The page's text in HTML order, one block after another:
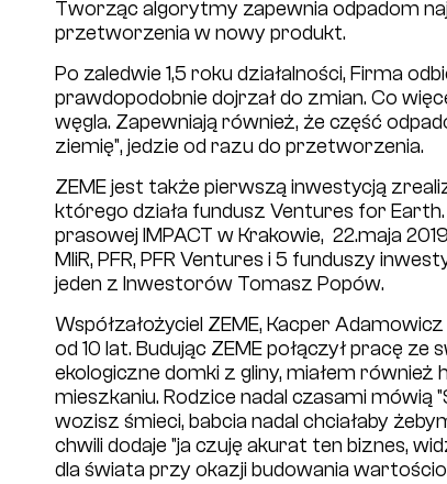
Tworząc algorytmy zapewnia odpadom
przetworzenia w nowy produkt.
Po zaledwie 1,5 roku działalności, Firma
prawdopodobnie dojrzał do zmian. Co
węgla. Zapewniają również, że część
ziemię", jedzie od razu do przetworzenia.
ZEME jest także pierwszą inwestycją
którego działa fundusz Ventures for
prasowej IMPACT w Krakowie, 22.maja
MIiR, PFR, PFR Ventures i 5 funduszy
jeden z Inwestorów Tomasz Popów.
Współzałożyciel ZEME, Kacper
od 10 lat. Budując ZEME połączył pracę ze
ekologiczne domki z gliny, miałem
mieszkaniu. Rodzice nadal czasami mówią
wozisz śmieci, babcia nadal chciałaby
chwili dodaje "ja czuję akurat ten biznes,
dla świata przy okazji budowania